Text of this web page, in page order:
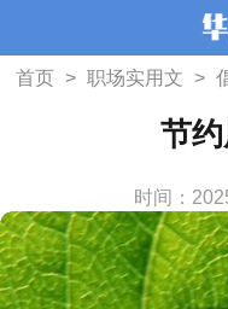
首页 > 职场实用文 >
节
时间：